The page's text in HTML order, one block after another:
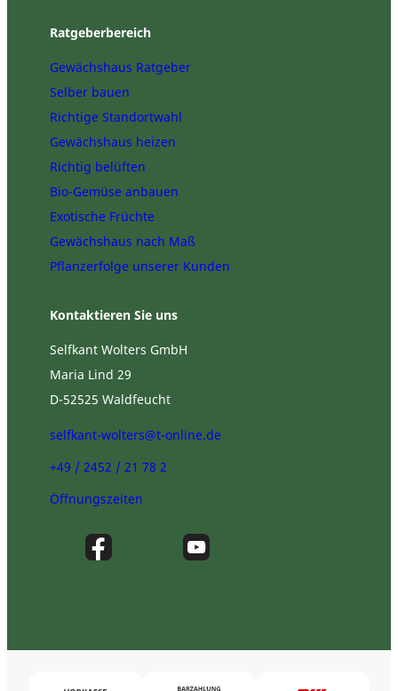
Ratgeberbereich
Gewächshaus Ratgeber
Selber bauen
Richtige Standortwahl
Gewächshaus heizen
Richtig belüften
Bio-Gemüse anbauen
Exotische Früchte
Gewächshaus nach Maß
Pflanzerfolge unserer Kunden
Kontaktieren Sie uns
Selfkant Wolters GmbH
Maria Lind 29
D-52525 Waldfeucht
selfkant-wolters@t-online.de
+49 / 2452 / 21 78 2
Öffnungszeiten